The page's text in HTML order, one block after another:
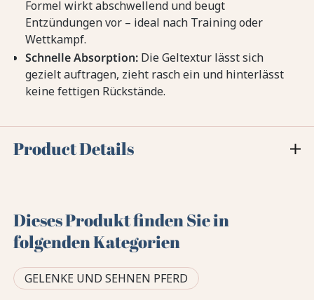
Formel wirkt abschwellend und beugt
Entzündungen vor – ideal nach Training oder
Wettkampf.
Schnelle Absorption: Die Geltextur lässt sich
gezielt auftragen, zieht rasch ein und hinterlässt
keine fettigen Rückstände.
Product Details
Dieses Produkt finden Sie in
folgenden Kategorien
GELENKE UND SEHNEN PFERD